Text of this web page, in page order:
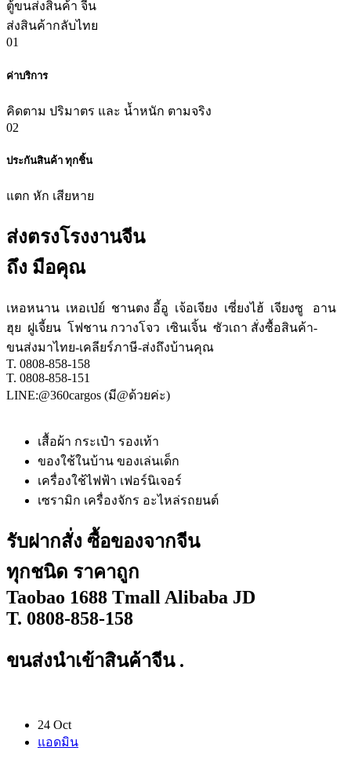
ตู้ขนส่งสินค้า จีน
ส่งสินค้ากลับไทย
01
ค่าบริการ
คิดตาม ปริมาตร และ น้ำหนัก ตามจริง
02
ประกันสินค้า ทุกชิ้น
แตก หัก เสียหาย
ส่งตรงโรงงานจีน
ถึง มือคุณ
เหอหนาน เหอเป่ย์ ชานตง อี้อู เจ้อเจียง เซี่ยงไฮ้ เจียงซู อาน
ฮุย ฝูเจี้ยน โฟชาน กวางโจว เซินเจิ้น ซัวเถา สั่งซื้อสินค้า-
ขนส่งมาไทย-เคลียร์ภาษี-ส่งถึงบ้านคุณ
T. 0808-858-158
T. 0808-858-151
LINE:@360cargos (มี@ด้วยค่ะ)
เสื้อผ้า กระเป๋า รองเท้า
ของใช้ในบ้าน ของเล่นเด็ก
เครื่องใช้ไฟฟ้า เฟอร์นิเจอร์
เซรามิก เครื่องจักร อะไหล่รถยนต์
รับฝากสั่ง ซื้อของจากจีน
ทุกชนิด ราคาถูก
Taobao 1688 Tmall Alibaba JD
T. 0808-858-158
ขนส่งนำเข้าสินค้าจีน .
24 Oct
แอดมิน